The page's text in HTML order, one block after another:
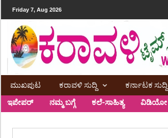
Friday 7, Aug 2026
ಮುಖಪುಟ ಕರಾವಳಿ ಸುದ್ದಿ ಕರ್ನಾಟಕ ಸುದ್ದಿ
ಇಪೇಪರ್ ನಮ್ಮ ಬಗ್ಗೆ ಕಲೆ-ಸಾಹಿತ್ಯ ವಿಡಿಯೋ